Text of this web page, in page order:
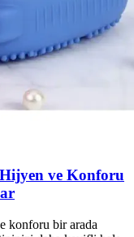
ve Konforu
konforu bir arada